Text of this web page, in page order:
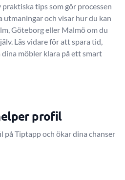
praktiska tips som gör processen
utmaningar och visar hur du kan
Göteborg eller Malmö om du
Läs vidare för att spara tid,
möbler klara på ett smart
profil
på Tiptapp och ökar dina chanser